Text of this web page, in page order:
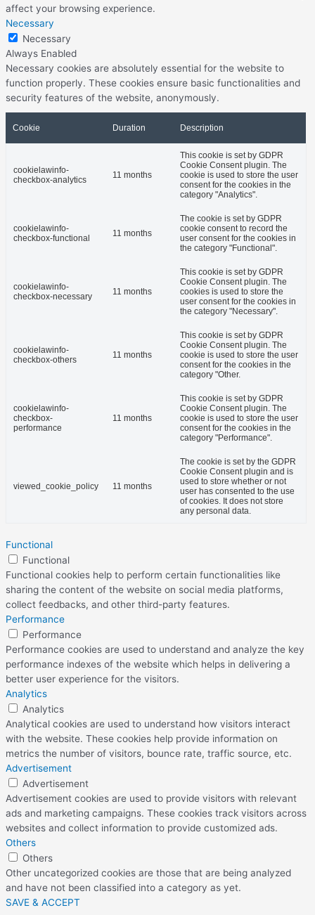
affect your browsing experience.
Necessary
Necessary
Always Enabled
Necessary cookies are absolutely essential for the website to
function properly. These cookies ensure basic functionalities and
security features of the website, anonymously.
Cookie Duration Description
cookielawinfo-
checkbox-analytics
11 months
This cookie is set by GDPR
Cookie Consent plugin. The
cookie is used to store the user
consent for the cookies in the
category "Analytics".
cookielawinfo-
checkbox-functional
11 months
The cookie is set by GDPR
cookie consent to record the
user consent for the cookies in
the category "Functional".
cookielawinfo-
checkbox-necessary
11 months
This cookie is set by GDPR
Cookie Consent plugin. The
cookies is used to store the
user consent for the cookies in
the category "Necessary".
cookielawinfo-
checkbox-others
11 months
This cookie is set by GDPR
Cookie Consent plugin. The
cookie is used to store the user
consent for the cookies in the
category "Other.
cookielawinfo-
checkbox-
performance
11 months
This cookie is set by GDPR
Cookie Consent plugin. The
cookie is used to store the user
consent for the cookies in the
category "Performance".
viewed_cookie_policy 11 months
The cookie is set by the GDPR
Cookie Consent plugin and is
used to store whether or not
user has consented to the use
of cookies. It does not store
any personal data.
Functional
Functional
Functional cookies help to perform certain functionalities like
sharing the content of the website on social media platforms,
collect feedbacks, and other third-party features.
Performance
Performance
Performance cookies are used to understand and analyze the key
performance indexes of the website which helps in delivering a
better user experience for the visitors.
Analytics
Analytics
Analytical cookies are used to understand how visitors interact
with the website. These cookies help provide information on
metrics the number of visitors, bounce rate, traffic source, etc.
Advertisement
Advertisement
Advertisement cookies are used to provide visitors with relevant
ads and marketing campaigns. These cookies track visitors across
websites and collect information to provide customized ads.
Others
Others
Other uncategorized cookies are those that are being analyzed
and have not been classified into a category as yet.
SAVE & ACCEPT